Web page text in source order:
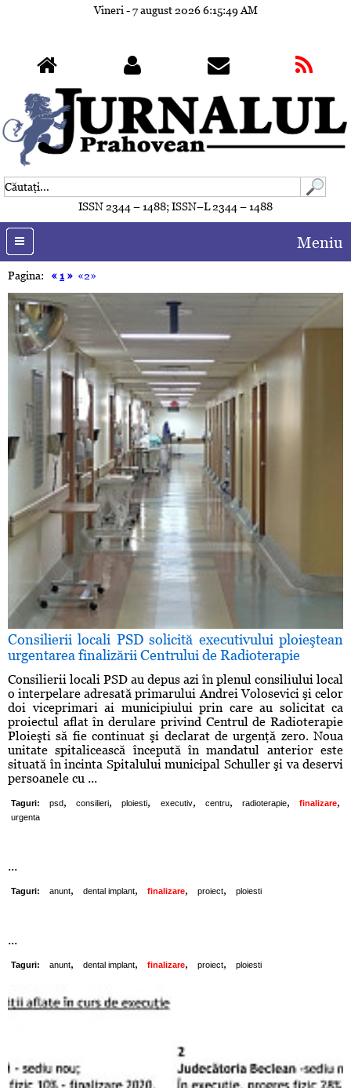
Vineri - 7 august 20266:15:51 AM
ISSN 2344 – 1488; ISSN–L 2344 – 1488
Meniu
Pagina: «1» «2»
Consilierii locali PSD solicită executivului ploieştean
urgentarea finalizării Centrului de Radioterapie
Consilierii locali PSD au depus azi în plenul consiliului local
o interpelare adresată primarului Andrei Volosevici şi celor
doi viceprimari ai municipiului prin care au solicitat ca
proiectul aflat în derulare privind Centrul de Radioterapie
Ploieşti să fie continuat şi declarat de urgenţă zero. Noua
unitate spitalicească începută în mandatul anterior este
situată în incinta Spitalului municipal Schuller şi va deservi
persoanele cu ...
Taguri: psd, consilieri, ploiesti, executiv, centru, radioterapie, finalizare,
urgenta
...
Taguri: anunt, dental implant, finalizare, proiect, ploiesti
...
Taguri: anunt, dental implant, finalizare, proiect, ploiesti